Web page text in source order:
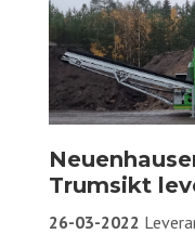
Trumsikt
26-03-2022